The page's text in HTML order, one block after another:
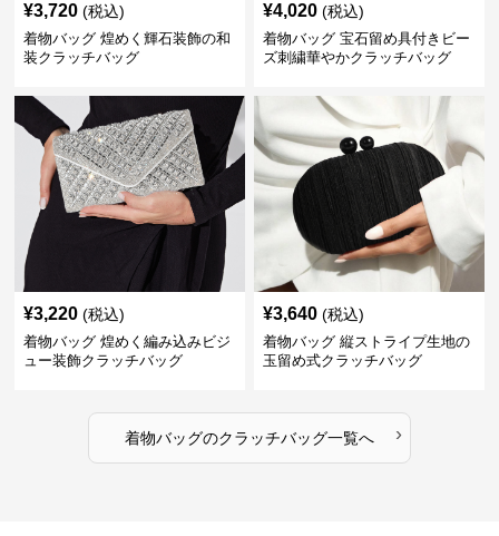
¥3,720 (税込)
着物バッグ 煌めく輝石装飾の和
装クラッチバッグ
¥4,020 (税込)
着物バッグ 宝石留め具付きビー
ズ刺繍華やかクラッチバッグ
¥3,220 (税込)
着物バッグ 煌めく編み込みビジ
ュー装飾クラッチバッグ
¥3,640 (税込)
着物バッグ 縦ストライプ生地の
玉留め式クラッチバッグ
着物バッグのクラッチバッグ一覧へ ›